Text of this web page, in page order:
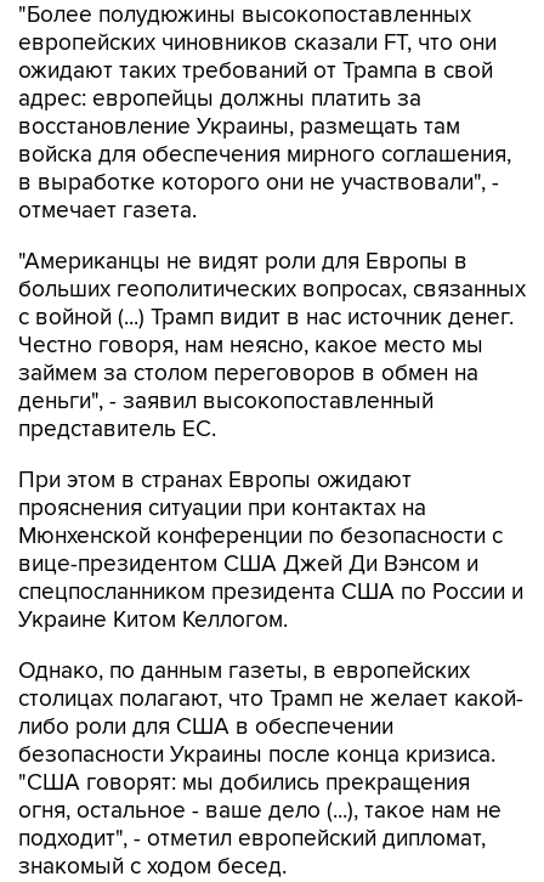
"Более полудюжины высокопоставленных
европейских чиновников сказали FT, что они
ожидают таких требований от Трампа в свой
адрес: европейцы должны платить за
восстановление Украины, размещать там
войска для обеспечения мирного соглашения,
в выработке которого они не участвовали", -
отмечает газета.
"Американцы не видят роли для Европы в
больших геополитических вопросах, связанных
с войной (...) Трамп видит в нас источник денег.
Честно говоря, нам неясно, какое место мы
займем за столом переговоров в обмен на
деньги", - заявил высокопоставленный
представитель ЕС.
При этом в странах Европы ожидают
прояснения ситуации при контактах на
Мюнхенской конференции по безопасности с
вице-президентом США Джей Ди Вэнсом и
спецпосланником президента США по России и
Украине Китом Келлогом.
Однако, по данным газеты, в европейских
столицах полагают, что Трамп не желает какой-
либо роли для США в обеспечении
безопасности Украины после конца кризиса.
"США говорят: мы добились прекращения
огня, остальное - ваше дело (...), такое нам не
подходит", - отметил европейский дипломат,
знакомый с ходом бесед.